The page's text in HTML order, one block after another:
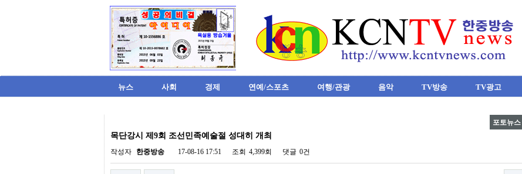
뉴스 사회 경제 연예/스포츠 여행/관광 음악 TV방송 TV광고
탑-
시
리
포토뉴스
목단강시 제9회 조선민족예술절 성대히 개최
작성자 한중방송 17-08-16 17:51 조회 4,399회 댓글 0건